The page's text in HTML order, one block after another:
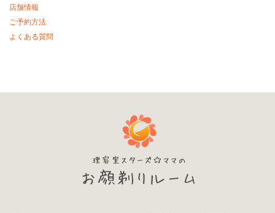
店舗情報
ご予約方法
よくある質問